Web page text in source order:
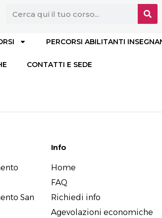
PERCORSI ABILITANTI
CONTATTI E SEDE
San
Info
Home
FAQ
Richiedi info
Agevolazioni economiche